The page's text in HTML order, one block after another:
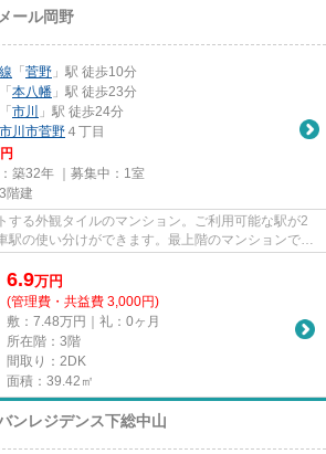
ール岡野
「 菅野 」駅 徒歩10分
「 本八幡 」駅 徒歩23分
「 市川
」駅 徒歩24分
市川市菅野 ４丁目
築32年 ｜募集中： 1室
階建
する外観タイルのマンション。ご利用可能な駅が2
駅の使い分けができます。最上階のマンションで
6.9万円
(管理費・共益費 3,000円)
敷：7.48万円｜礼：0ヶ月
所在階：3階
間取り：2DK
面積：39.42㎡
ンレジデンス下総中山